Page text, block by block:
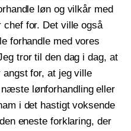
løn og vilkår med
chef for. Det ville også
forhandle med vores
tror til den dag i dag, at
angst for, at jeg ville
lønforhandling eller
i det hastigt voksende
eneste forklaring, der